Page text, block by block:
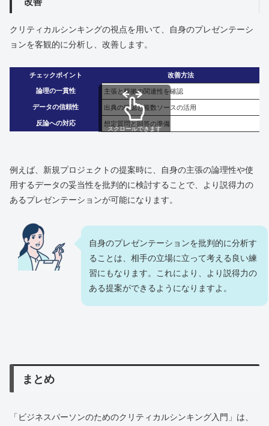
クリティカルシンキングの視点を用いて、自身のプレゼンテーシ
ョンを客観的に分析し、改善します。
チェックポイント 改善方法
論理の一貫性 主張と根拠の関連性を確認
データの信頼性 出典の確認と複数ソースの活用
反論への対応 想定質問と回答の準備
スクロールできます
例えば、新規プロジェクトの提案時に、自身の主張の論理性や使
用するデータの妥当性を批判的に検討することで、より説得力の
あるプレゼンテーションが可能になります。
自身のプレゼンテーションを批判的に分析す
ることは、相手の立場に立って考える良い練
習にもなります。これにより、より説得力の
ある提案ができるようになりますよ。
まとめ
「ビジネスパーソンのためのクリティカルシンキング入門」は、